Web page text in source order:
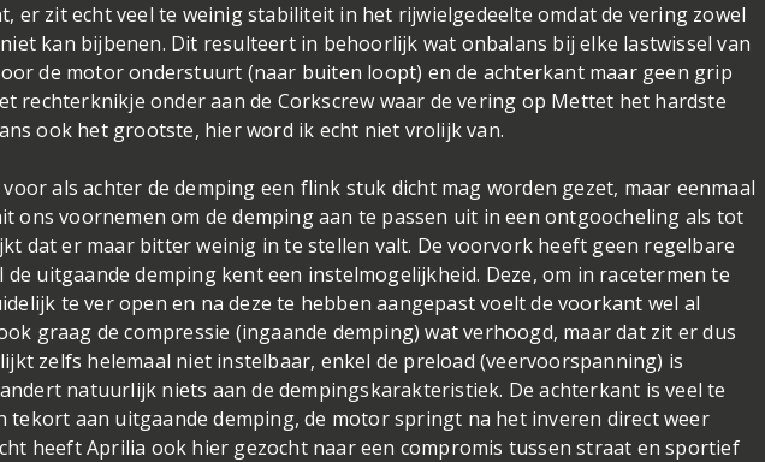
er zit echt veel te weinig stabiliteit in het rijwielgedeelte omdat de vering zowel
kan bijbenen. Dit resulteert in behoorlijk wat onbalans bij elke lastwissel van
de motor onderstuurt (naar buiten loopt) en de achterkant maar geen grip
rechterknikje onder aan de Corkscrew waar de vering op Mettet het hardste
ook het grootste, hier word ik echt niet vrolijk van.
als achter de demping een flink stuk dicht mag worden gezet, maar eenmaal
ons voornemen om de demping aan te passen uit in een ontgoocheling als tot
dat er maar bitter weinig in te stellen valt. De voorvork heeft geen regelbare
de uitgaande demping kent een instelmogelijkheid. Deze, om in racetermen te
te ver open en na deze te hebben aangepast voelt de voorkant wel al
graag de compressie (ingaande demping) wat verhoogd, maar dat zit er dus
zelfs helemaal niet instelbaar, enkel de preload (veervoorspanning) is
natuurlijk niets aan de dempingskarakteristiek. De achterkant is veel te
tekort aan uitgaande demping, de motor springt na het inveren direct weer
heeft Aprilia ook hier gezocht naar een compromis tussen straat en sportief